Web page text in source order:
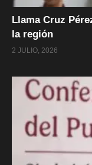
Llama Cruz
la región
2 JULIO, 2026